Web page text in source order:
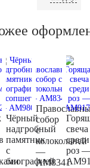
Чёрный
надгробный
памятник
с
биографией
собор
с
колокольней
—
AM8341
свеча
среди
роз